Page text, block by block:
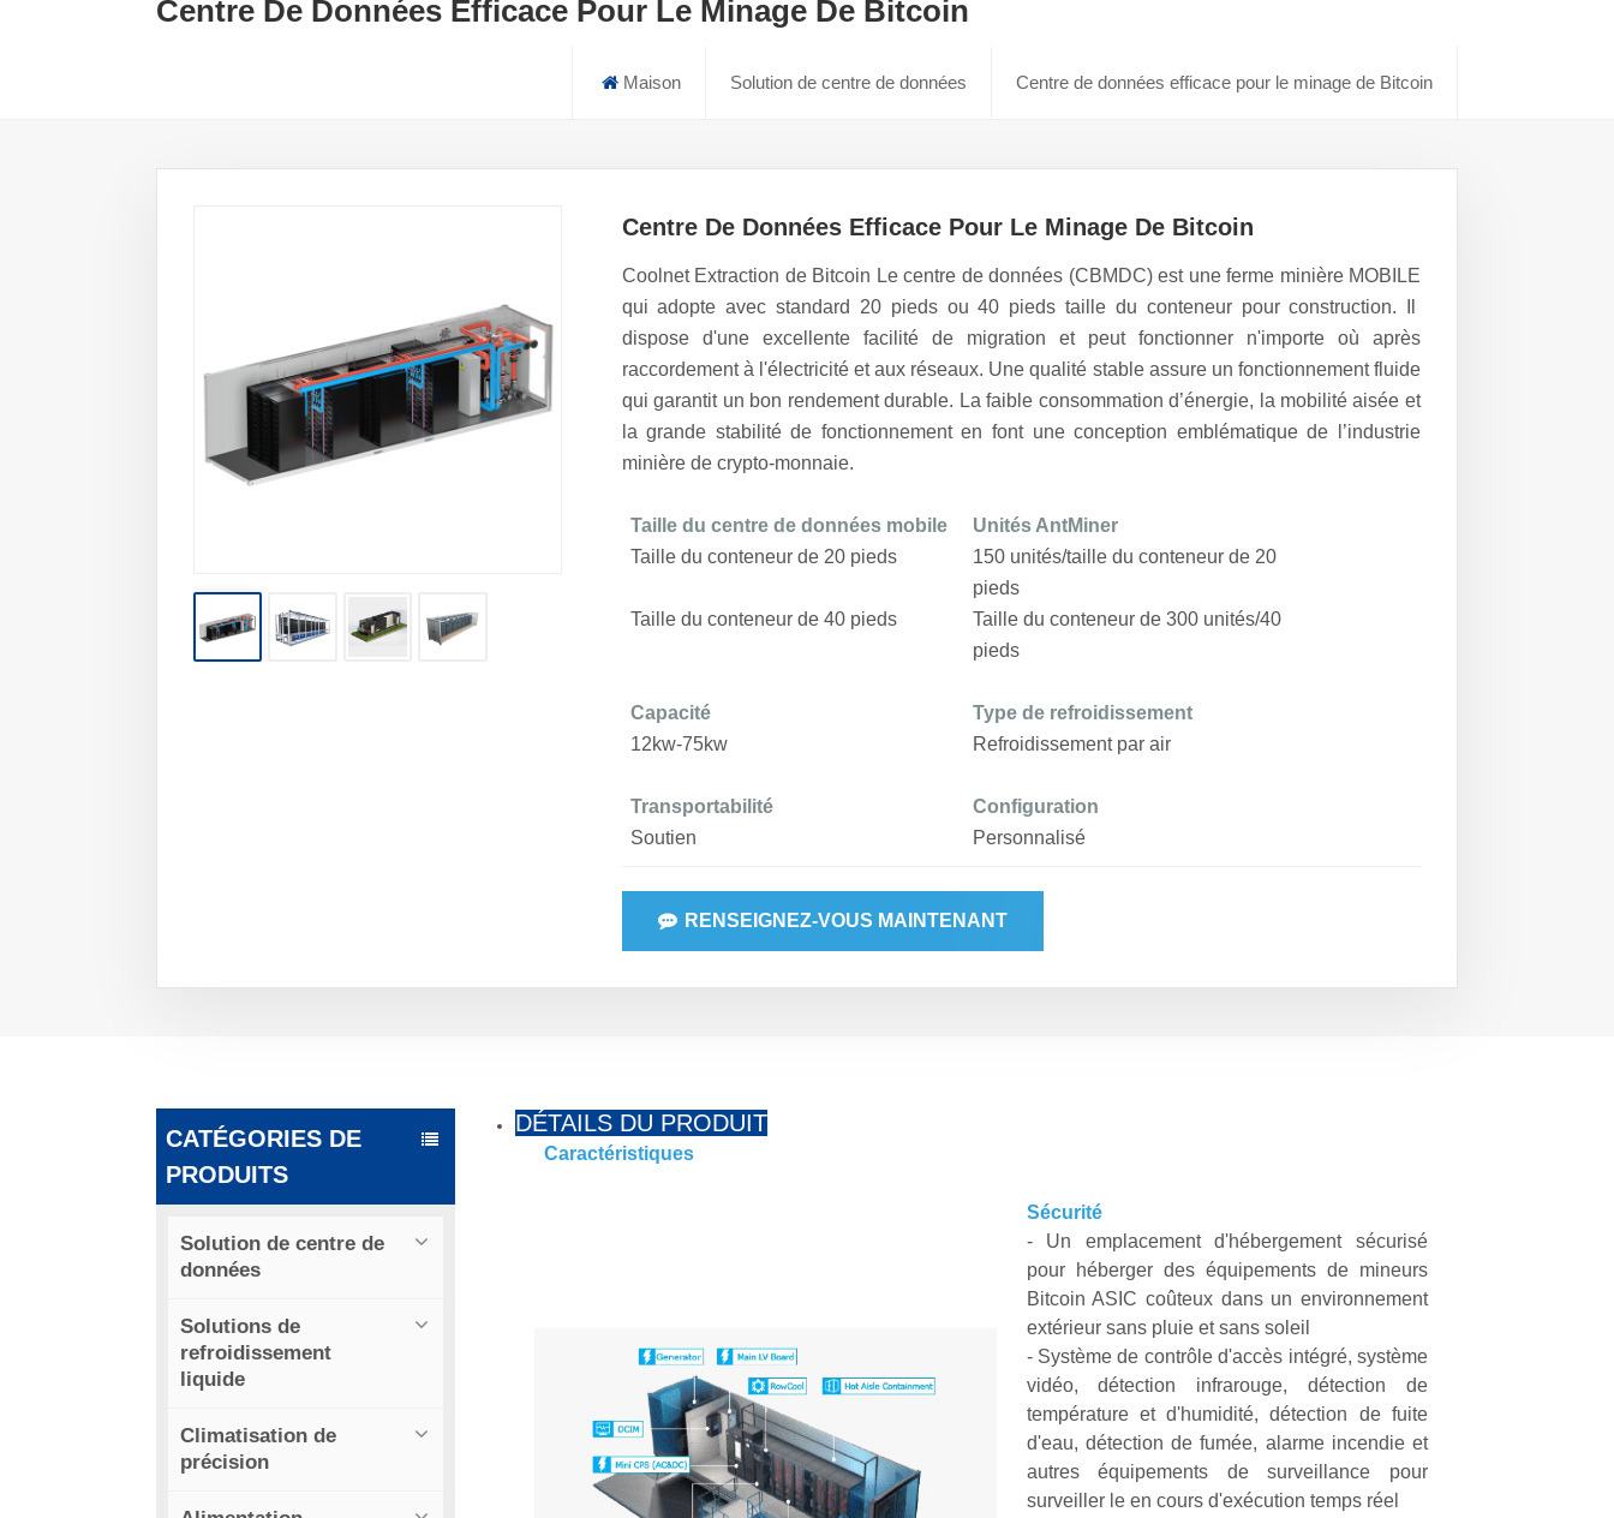
Centre De Données Efficace Pour Le Minage De Bitcoin
Maison Solution de centre de données Centre de données efficace pour le minage de Bitcoin
Centre De Données Efficace Pour Le Minage De Bitcoin
Coolnet Extraction de Bitcoin Le centre de données (CBMDC) estune ferme minière MOBILE
qui adopte avec standard 20 pieds ou 40 piedstaille du conteneur pourconstruction. Il
dispose d'une excellente facilité de migration et peut fonctionner n'importe où après
raccordement à l'électricité et aux réseaux. Une qualité stable assure un fonctionnement fluide
qui garantit un bon rendement durable. La faible consommation d’énergie, la mobilité aisée et
la grande stabilité de fonctionnement en font une conception emblématique de l’industrie
minière de crypto-monnaie.
Taille du centre de données mobile
Unités AntMiner
Taille du conteneur de 20 pieds
150 unités/taille du conteneur de 20
pieds
Taille du conteneur de 40 pieds
Taille du conteneur de 300 unités/40
pieds
Capacité
Type de refroidissement
12kw-75kw
Refroidissement par air
Transportabilité
Configuration
Soutien
Personnalisé
RENSEIGNEZ-VOUS MAINTENANT
CATÉGORIES DE
PRODUITS
Solution de centre de
données
Solutions de
refroidissement
liquide
Climatisation de
précision
DÉTAILS DU PRODUIT
Caractéristiques
Sécurité
- Un emplacement d'hébergement sécurisé
pour héberger des équipements de mineurs
Bitcoin ASIC coûteux dans un environnement
extérieur sans pluie et sans soleil
-Système de contrôle d'accès intégré, système
vidéo, détection infrarouge, détection de
température et d'humidité, détection de fuite
d'eau, détection de fumée, alarme incendie et
autres équipements de surveillance pour
surveiller le en cours d'exécution temps réel